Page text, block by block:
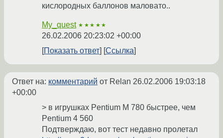
кислородных баллонов маловато..
My_quest ★★★★★
26.02.2006 20:23:02 +00:00
Показать ответ
Ссылка
Ответ на: комментарий от Relan 26.02.2006 19:03:18
+00:00
> в игрушках Pentium M 780 быстрее, чем
Pentium 4 560
Подтверждаю, вот тест недавно пролетал